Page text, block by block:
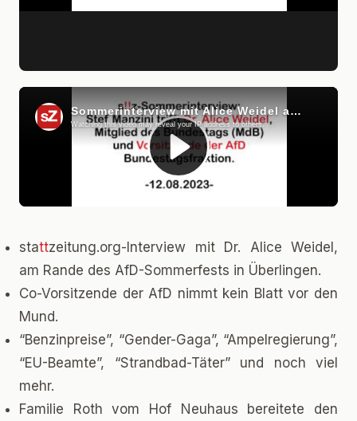
stattzeitung.org-Interview mit Dr. Alice Weidel,
am Rande des AfD-Sommerfests in Überlingen.
Co-Vorsitzende der AfD nimmt kein Blatt vor den
Mund.
“Benzinpreise”, “Gender-Gaga”, “Ampelregierung”,
“EU-Beamte”, “Strandbad-Täter” und noch viel
mehr.
Familie Roth vom Hof Neuhaus bereitete den